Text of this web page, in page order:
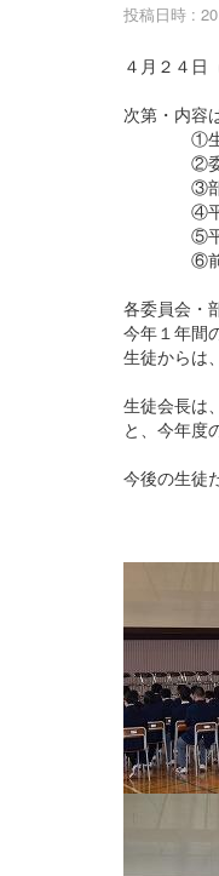
投稿日時 :
４月２４日
次第・内容
①生徒会
②委員会
③部・同
④平成
⑤平成
⑥前期
各委員会・
今年１年間
生徒からは
生徒会長は
と、今年度
今後の生徒